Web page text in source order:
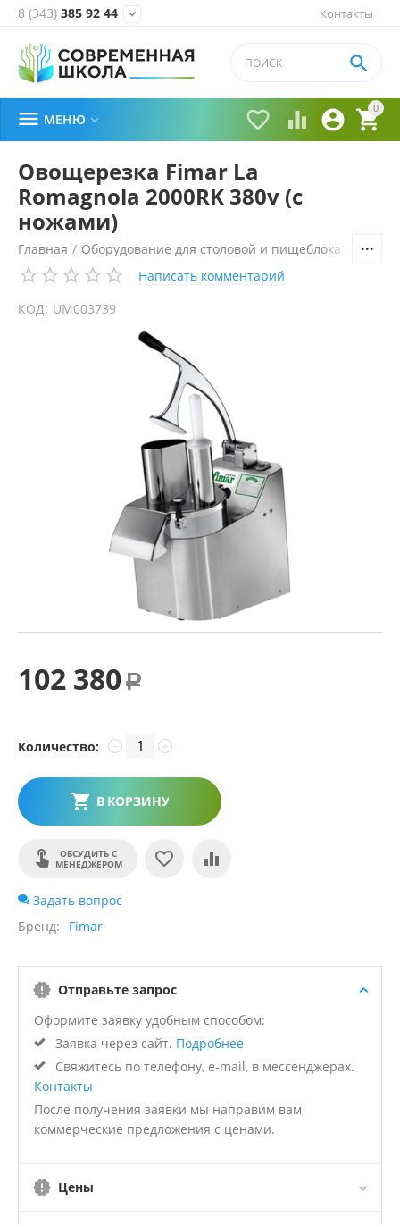
Контакты
8 (343) 385 92 44 
0


 

 МЕНЮ 
Овощерезка Fimar La
Romagnola 2000RK 380v (с
ножами)
Главная / Оборудование для столовой и пищеблока
Написать комментарий
КОД: UM003739
102 380 Р
Количество: +
−
В КОРЗИНУ
ОБСУДИТЬ С
МЕНЕДЖЕРОМ
Задать вопрос
Бренд
Fimar
Отправьте запрос
Оформите заявку удобным способом:
Заявка через сайт. Подробнее
Свяжитесь по телефону, e-mail, в мессенджерах.
Контакты
После получения заявки мы направим вам
коммерческие предложения с ценами.
Цены